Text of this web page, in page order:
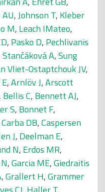
AU,Johnson T, Kleber
M, Leach IMateo,
, Pasko D, Pechlivanis
Stančáková A,Sung
Vliet-Ostaptchouk JV,
,Arnlöv J,Arscott
, Bellis C, Bennett AJ,
S, Bonnet F,
Carba DB,Caspersen
J, Deelman E,
N, Erdos MR,
,Garcia ME,Giedraitis
,Grallert H,Grammer